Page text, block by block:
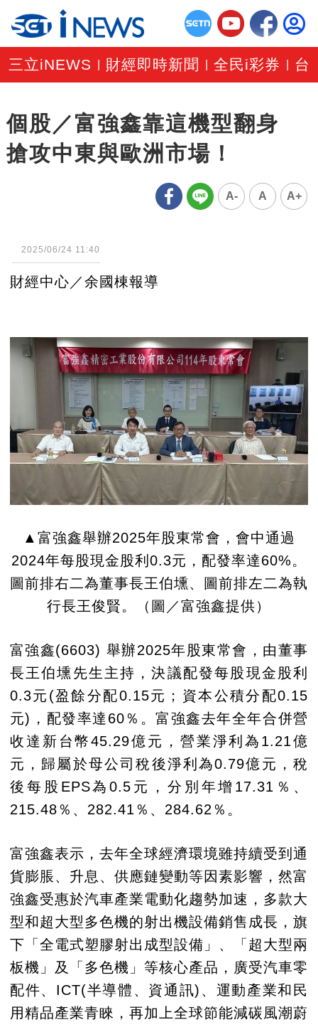
三立iNEWS 財經即時新聞 |全民i彩券 台
個股／富強鑫靠這機型翻身
搶攻中東與歐洲市場！
A- A A+
2025/06/24 11:40
財經中心／余國棟報導
▲富強鑫舉辦2025年股東常會，會中通過
2024年每股現金股利0.3元，配發率達60%。
圖前排右二為董事長王伯壎、圖前排左二為執
行長王俊賢。（圖／富強鑫提供）
富強鑫(6603) 舉辦2025年股東常會，由董事
長王伯壎先生主持，決議配發每股現金股利
0.3元(盈餘分配0.15元；資本公積分配0.15
元)，配發率達60％。富強鑫去年全年合併營
收達新台幣45.29億元，營業淨利為1.21億
元，歸屬於母公司稅後淨利為0.79億元，稅
後每股EPS為0.5元，分別年增17.31％、
215.48％、282.41％、284.62％。
富強鑫表示，去年全球經濟環境雖持續受到通
貨膨脹、升息、供應鏈變動等因素影響，然富
強鑫受惠於汽車產業電動化趨勢加速，多款大
型和超大型多色機的射出機設備銷售成長，旗
下「全電式塑膠射出成型設備」、「超大型兩
板機」及「多色機」等核心產品，廣受汽車零
配件、ICT(半導體、資通訊)、運動產業和民
用精品產業青睞，再加上全球節能減碳風潮蔚